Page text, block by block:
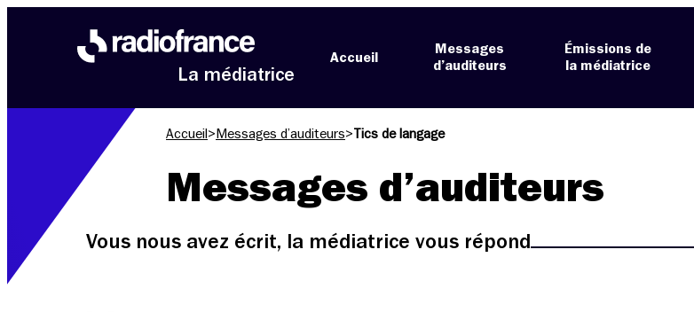
La médiatrice
Accueil
Messages
d’auditeurs
Émissions de
la médiatrice
Accueil > Messages d’auditeurs>Tics de langage
Messages d’auditeurs
Vous nous avez écrit, la médiatrice vous répond